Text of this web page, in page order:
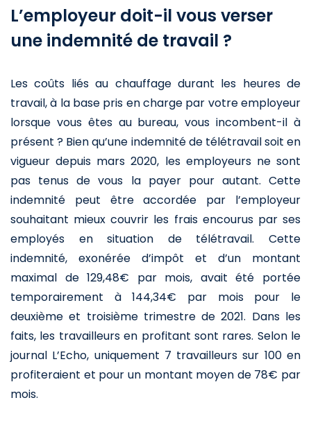
L’employeur doit-il vous verser
une indemnité de travail ?
Les coûts liés au chauffage durant les heures de
travail, à la base pris en charge par votre employeur
lorsque vous êtes au bureau, vous incombent-il à
présent ? Bien qu’une indemnité de télétravail soit en
vigueur depuis mars 2020, les employeurs ne sont
pas tenus de vous la payer pour autant. Cette
indemnité peut être accordée par l’employeur
souhaitant mieux couvrir les frais encourus par ses
employés en situation de télétravail. Cette
indemnité, exonérée d’impôt et d’un montant
maximal de 129,48€ par mois, avait été portée
temporairement à 144,34€ par mois pour le
deuxième et troisième trimestre de 2021. Dans les
faits, les travailleurs en profitant sont rares. Selon le
journal L’Echo, uniquement 7 travailleurs sur 100 en
profiteraient et pour un montant moyen de 78€ par
mois.